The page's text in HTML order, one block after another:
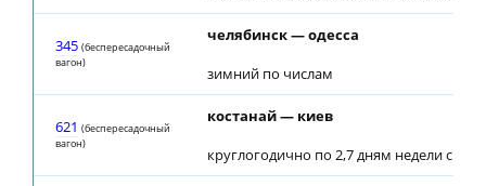
345 (беспересадочный
вагон)
челябинск — одесса
зимний по числам
621 (беспересадочный
вагон)
костанай — киев
круглогодично по 2,7 дням недели с